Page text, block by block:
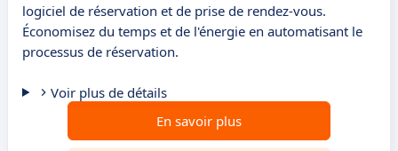
logiciel de réservation et de prise de rendez-vous.
Économisez du temps et de l'énergie en automatisant le
processus de réservation.
Voir plus de détails
En savoir plus